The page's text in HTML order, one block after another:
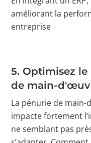
améliorant la
entreprise
5. Optimisez
de main-
La pénurie de
impacte fortement
ne semblant pas